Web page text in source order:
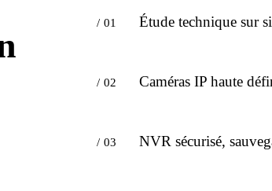
/ 01 Étude technique sur
/ 02 Caméras IP haute
/ 03 NVR sécurisé,